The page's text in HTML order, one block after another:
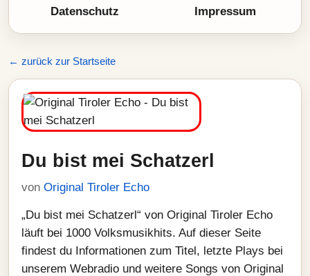
Datenschutz Impressum
← zurück zur Startseite
Du bist mei Schatzerl
von Original Tiroler Echo
„Du bist mei Schatzerl“ von Original Tiroler Echo
läuft bei 1000 Volksmusikhits. Auf dieser Seite
findest du Informationen zum Titel, letzte Plays bei
unserem Webradio und weitere Songs von Original